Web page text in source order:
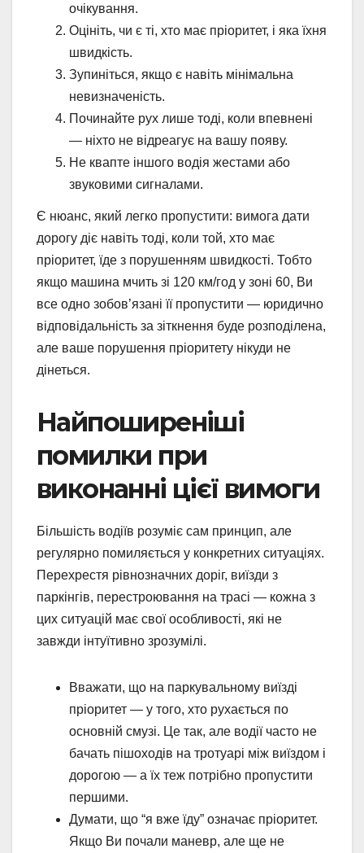
очікування.
Оцініть, чи є ті, хто має пріоритет, і яка їхня
швидкість.
Зупиніться, якщо є навіть мінімальна
невизначеність.
Починайте рух лише тоді, коли впевнені
— ніхто не відреагує на вашу появу.
Не квапте іншого водія жестами або
звуковими сигналами.
Є нюанс, який легко пропустити: вимога дати
дорогу діє навіть тоді, коли той, хто має
пріоритет, їде з порушенням швидкості. Тобто
якщо машина мчить зі 120 км/год у зоні 60, Ви
все одно зобов’язані її пропустити — юридично
відповідальність за зіткнення буде розподілена,
але ваше порушення пріоритету нікуди не
дінеться.
Найпоширеніші
помилки при
виконанні цієї вимоги
Більшість водіїв розуміє сам принцип, але
регулярно помиляється у конкретних ситуаціях.
Перехрестя рівнозначних доріг, виїзди з
паркінгів, перестроювання на трасі — кожна з
цих ситуацій має свої особливості, які не
завжди інтуїтивно зрозумілі.
Вважати, що на паркувальному виїзді
пріоритет — у того, хто рухається по
основній смузі. Це так, але водії часто не
бачать пішоходів на тротуарі між виїздом і
дорогою — а їх теж потрібно пропустити
першими.
Думати, що “я вже їду” означає пріоритет.
Якщо Ви почали маневр, але ще не